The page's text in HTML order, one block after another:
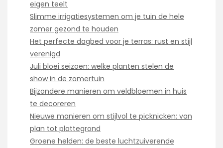
eigen teelt
Slimme irrigatiesystemen om je tuin de hele
zomer gezond te houden
Het perfecte dagbed voor je terras: rust en stijl
verenigd
Juli bloei seizoen: welke planten stelen de
show in de zomertuin
Bijzondere manieren om veldbloemen in huis
te decoreren
Nieuwe manieren om stijlvol te picknicken: van
plan tot plattegrond
Groene helden: de beste luchtzuiverende